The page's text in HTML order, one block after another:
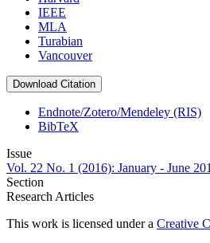
IEEE
MLA
Turabian
Vancouver
Download Citation
Endnote/Zotero/Mendeley (RIS)
BibTeX
Issue
Vol. 22 No. 1 (2016): January - June
Section
Research Articles
This work is licensed under a Creative